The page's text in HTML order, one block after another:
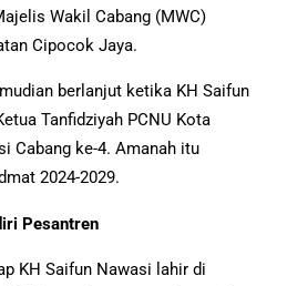
Wakil Cabang (MWC)
Cipocok Jaya.
berlanjut ketika KH Saifun
Tanfidziyah PCNU Kota
Cabang ke-4. Amanah itu
2024-2029.
Pesantren
KH Saifun Nawasi lahir di